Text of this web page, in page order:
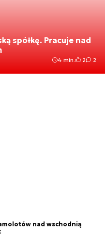
spółkę. Pracuje nad
4 min. 2 2
nad wschodnią